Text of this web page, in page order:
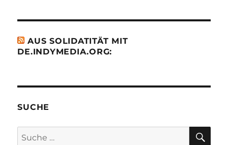
AUS SOLIDATITÄT MIT
DE.INDYMEDIA.ORG:
SUCHE
Suche